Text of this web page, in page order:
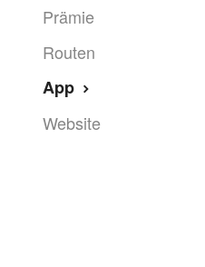
Prämie
Routen
App
Website